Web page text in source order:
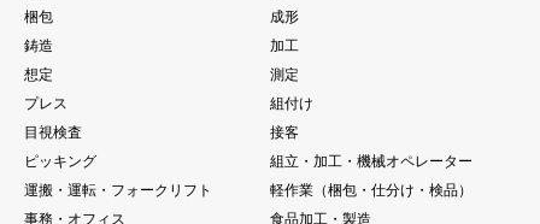
梱包
成形
鋳造
加工
想定
測定
プレス
組付け
目視検査
接客
ピッキング
組立・加工・機械オペレーター
運搬・運転・フォークリフト
軽作業（梱包・仕分け・検品）
事務・オフィス
食品加工・製造